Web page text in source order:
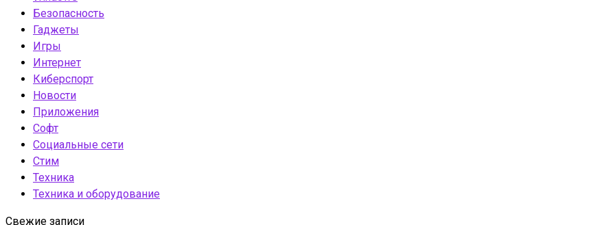
Безопасность
Гаджеты
Игры
Интернет
Киберспорт
Новости
Приложения
Софт
Социальные сети
Стим
Техника
Техника и оборудование
Свежие записи